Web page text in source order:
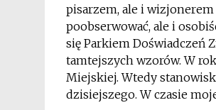
pisarzem, ale i
poobserwować, ale i
się Parkiem Doświadczeń
tamtejszych wzorów. W
Miejskiej. Wtedy
dzisiejszego. W czasie